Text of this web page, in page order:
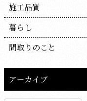
施工品質
暮らし
間取りのこと
アーカイブ